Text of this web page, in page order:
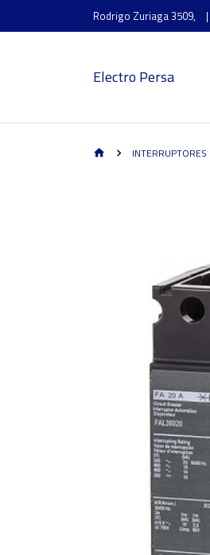
Rodrigo Zuriaga 3509, |
Electro Persa
INTERRUPTORES